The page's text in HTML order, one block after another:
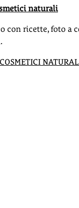
naturali
con ricette, foto a